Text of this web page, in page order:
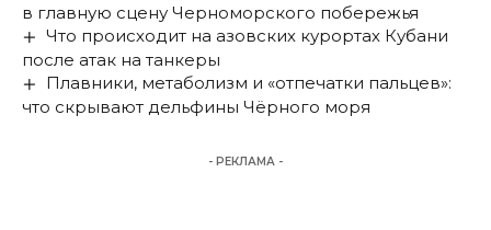
в главную сцену Черноморского побережья
Что происходит на азовских курортах Кубани
после атак на танкеры
Плавники, метаболизм и «отпечатки пальцев»:
что скрывают дельфины Чёрного моря
- РЕКЛАМА -